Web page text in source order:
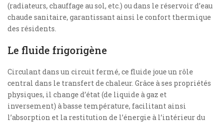
(radiateurs, chauffage au sol, etc.) ou dans le réservoir d’eau
chaude sanitaire, garantissant ainsi le confort thermique
des résidents.
Le fluide frigorigène
Circulant dans un circuit fermé, ce fluide joue un rôle
central dans le transfert de chaleur. Grâce à ses propriétés
physiques, il change d’état (de liquide à gaz et
inversement) à basse température, facilitant ainsi
l’absorption et la restitution de l’énergie à l’intérieur du